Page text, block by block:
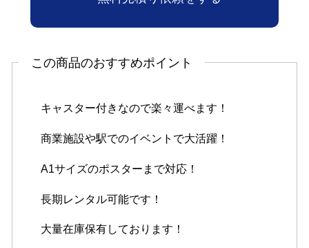
この商品のおすすめポイント
キャスター付きなので楽々運べます！
商業施設や駅でのイベントで大活躍！
A1サイズのポスターまで対応！
長期レンタル可能です！
大量在庫保有しております！